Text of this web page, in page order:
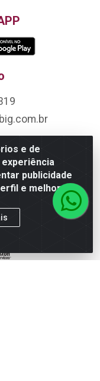
e de
publicidade
e melhorar a